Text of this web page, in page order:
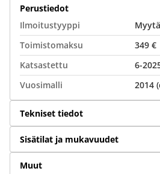
Perustiedot
Ilmoitustyyppi
Toimistomaksu
349 €
Katsastettu
6-
Vuosimalli
2014
Tekniset tiedot
Sisätilat ja mukavuudet
Muut